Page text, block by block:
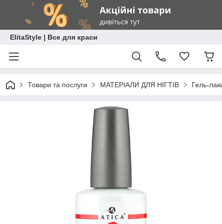
ElitaStyle | Все для краси
Товари та послуги МАТЕРІАЛИ ДЛЯ НІГТІВ Гель-